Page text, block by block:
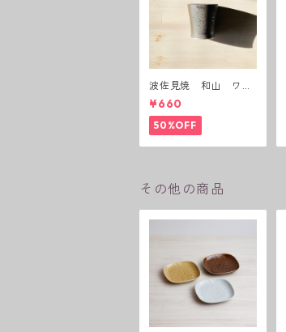
波佐見焼 和山 ワビ
カップ 黒錆 3種(アウ
トレット）
¥660
50%OFF
その他の商品